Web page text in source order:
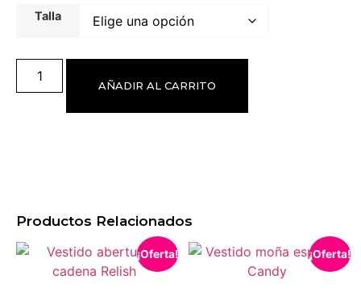
Talla
AÑADIR AL CARRITO
Productos Relacionados
¡Oferta! ¡Oferta!